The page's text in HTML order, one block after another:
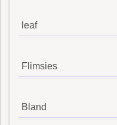
leaf
Flimsies
Bland